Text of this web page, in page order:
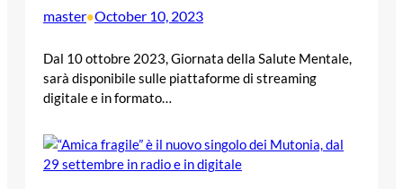
master•October 10, 2023
Dal 10 ottobre 2023, Giornata della Salute Mentale,
sarà disponibile sulle piattaforme di streaming
digitale e in formato…